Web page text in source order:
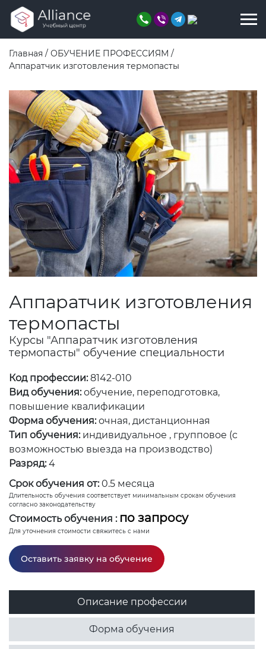
Главная / ОБУЧЕНИЕ ПРОФЕССИЯМ /
Аппаратчик изготовления термопасты
Аппаратчик изготовления
термопасты
Курсы "Аппаратчик изготовления
термопасты" обучение специальности
Код профессии:8142-010
Вид обучения: обучение, переподготовка,
повышение квалификации
Форма обучения: очная, дистанционная
Тип обучения: индивидуальное , групповое (с
возможностью выезда на производство)
Разряд: 4
Срок обучения от: 0.5 месяца
Длительность обучения соответствует минимальным срокам обучения
согласно законодательству
Стоимость обучения : по запросу
Для уточнения стоимости свяжитесь с нами
Оставить заявку на обучение
Описание профессии
Форма обучения